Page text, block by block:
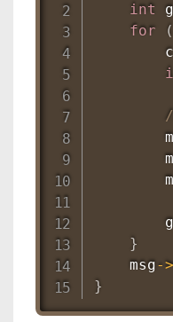
int
for
(
}
    msg
->
}